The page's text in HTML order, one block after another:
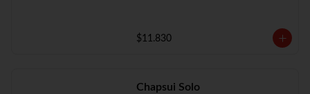
$11.830
Chapsui Solo